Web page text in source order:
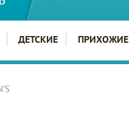
ДЕТСКИЕ ПРИХОЖИЕ